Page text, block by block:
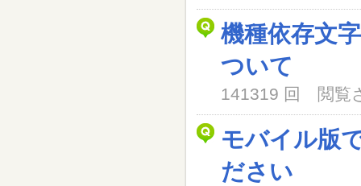
機種依存文
ついて
141319 回 閲覧
モバイル版
ださい